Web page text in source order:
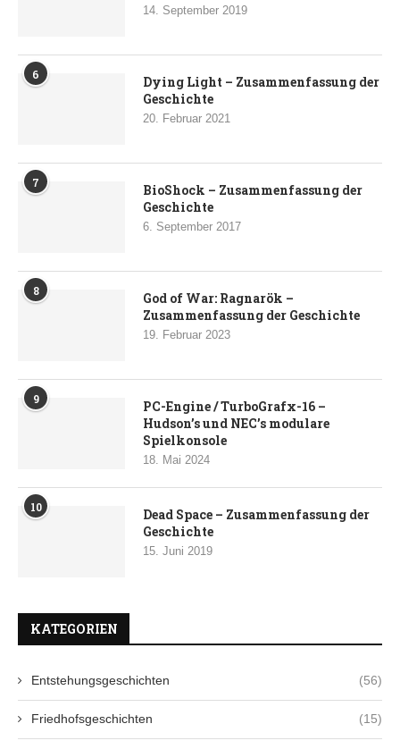
14. September 2019
6
Dying Light – Zusammenfassung der
Geschichte
20. Februar 2021
7
BioShock – Zusammenfassung der
Geschichte
6. September 2017
8
God of War: Ragnarök –
Zusammenfassung der Geschichte
19. Februar 2023
9
PC-Engine / TurboGrafx-16 –
Hudson’s und NEC’s modulare
Spielkonsole
18. Mai 2024
10
Dead Space – Zusammenfassung der
Geschichte
15. Juni 2019
KATEGORIEN
Entstehungsgeschichten (56)
Friedhofsgeschichten (15)